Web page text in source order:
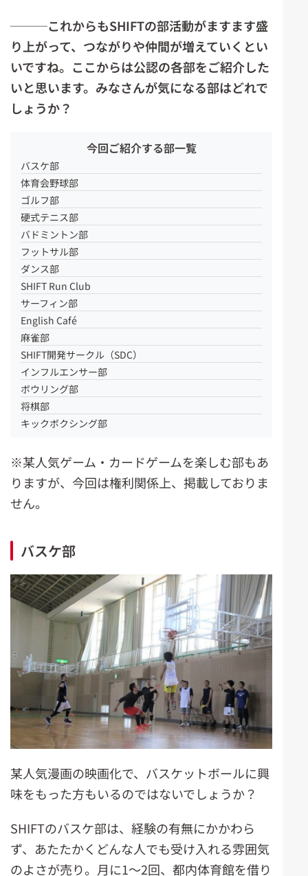
───これからもSHIFTの部活動がますます盛
り上がって、つながりや仲間が増えていくとい
いですね。ここからは公認の各部をご紹介した
いと思います。みなさんが気になる部はどれで
しょうか？
今回ご紹介する部一覧
バスケ部
体育会野球部
ゴルフ部
硬式テニス部
バドミントン部
フットサル部
ダンス部
SHIFT Run Club
サーフィン部
English Café
麻雀部
SHIFT開発サークル（SDC）
インフルエンサー部
ボウリング部
将棋部
キックボクシング部
※某人気ゲーム・カードゲームを楽しむ部もあ
りますが、今回は権利関係上、掲載しておりま
せん。
バスケ部
某人気漫画の映画化で、バスケットボールに興
味をもった方もいるのではないでしょうか？
SHIFTのバスケ部は、経験の有無にかかわら
ず、あたたかくどんな人でも受け入れる雰囲気
のよさが売り。月に1～2回、都内体育館を借り